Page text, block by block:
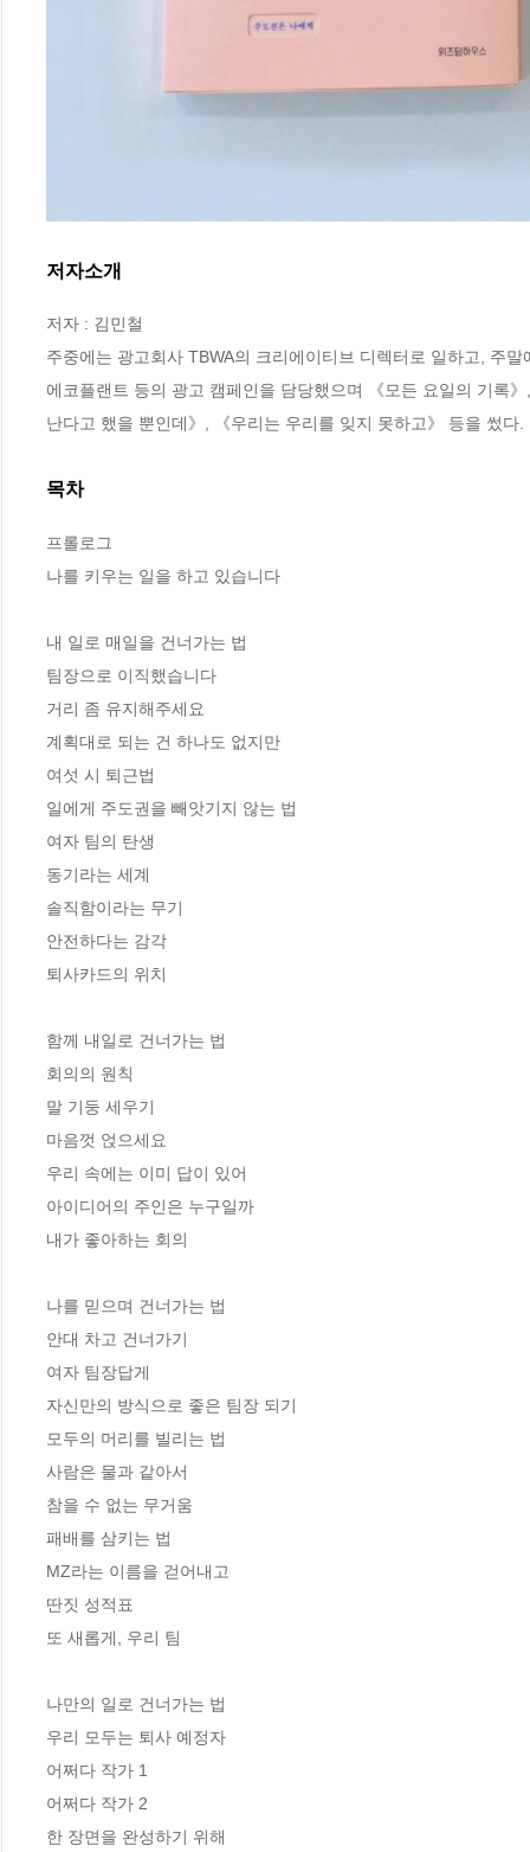
저자소개
저자 : 김민철
주중에는 광고회사 TBWA의 크리에이티브 디렉터로 일하고, 주
에코플랜트 등의 광고 캠페인을 담당했으며 《모든 요일의 기록
난다고 했을 뿐인데》, 《우리는 우리를 잊지 못하고》 등을 썼다.
목차
프롤로그
나를 키우는 일을 하고 있습니다
내 일로 매일을 건너가는 법
팀장으로 이직했습니다
거리 좀 유지해주세요
계획대로 되는 건 하나도 없지만
여섯 시 퇴근법
일에게 주도권을 빼앗기지 않는 법
여자 팀의 탄생
동기라는 세계
솔직함이라는 무기
안전하다는 감각
퇴사카드의 위치
함께 내일로 건너가는 법
회의의 원칙
말 기둥 세우기
마음껏 얹으세요
우리 속에는 이미 답이 있어
아이디어의 주인은 누구일까
내가 좋아하는 회의
나를 믿으며 건너가는 법
안대 차고 건너가기
여자 팀장답게
자신만의 방식으로 좋은 팀장 되기
모두의 머리를 빌리는 법
사람은 물과 같아서
참을 수 없는 무거움
패배를 삼키는 법
MZ라는 이름을 걷어내고
딴짓 성적표
또 새롭게, 우리 팀
나만의 일로 건너가는 법
우리 모두는 퇴사 예정자
어쩌다 작가 1
어쩌다 작가 2
한 장면을 완성하기 위해